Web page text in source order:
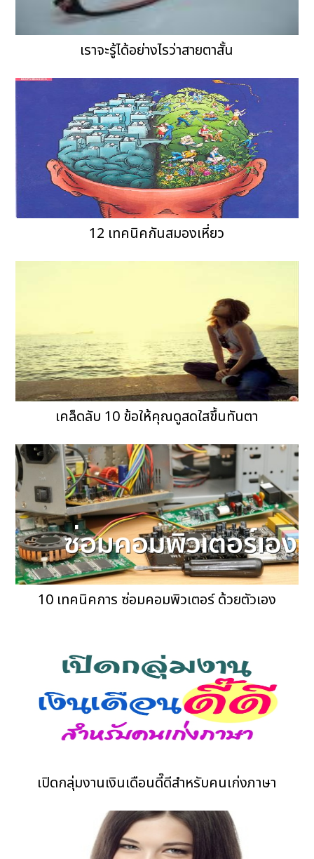
เราจะรู้ได้อย่างไรว่าสายตาสั้น
12 เทคนิคกันสมองเหี่ยว
เคล็ดลับ 10 ข้อให้คุณดูสดใสขึ้นทันตา
10 เทคนิคการ ซ่อมคอมพิวเตอร์ ด้วยตัวเอง
เปิดกลุ่มงานเงินเดือนดี๊ดีสำหรับคนเก่งภาษา